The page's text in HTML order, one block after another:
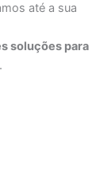
até a sua
soluções para
.